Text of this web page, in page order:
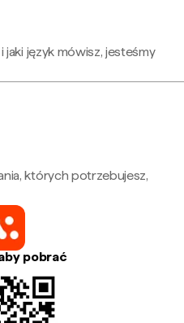
język mówisz, jesteśmy
których potrzebujesz,
pobrać